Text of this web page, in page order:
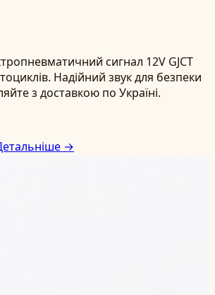
сигнал 12V GJCT
Надійний звук для безпеки
з доставкою по Україні.
→